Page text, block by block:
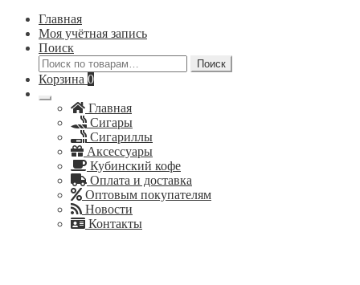
Главная
Моя учётная запись
Поиск
Искать:
Поиск
Корзина 0
Главная
Сигары
Сигариллы
Аксессуары
Кубинский кофе
Оплата и доставка
Оптовым покупателям
Новости
Контакты